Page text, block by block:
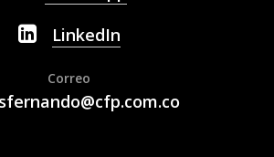
LinkedIn
Correo